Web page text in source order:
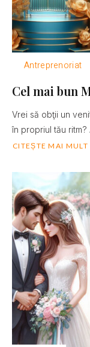
Antreprenoriat
Cel mai bun
Vrei să obţii un
în propriul tău
CITEȘTE MAI MULT